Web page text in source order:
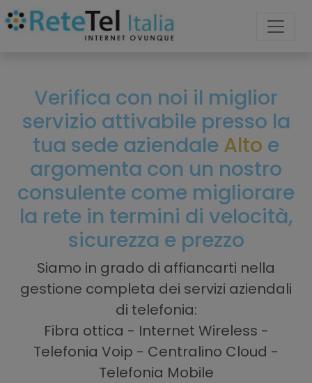
Verifica con noi il miglior
servizio attivabile presso la
tua sede aziendale Alto e
argomenta con un nostro
consulente come migliorare
la rete in termini di velocità,
sicurezza e prezzo
Siamo in grado di affiancarti nella
gestione completa dei servizi aziendali
di telefonia:
Fibra ottica - Internet Wireless -
Telefonia Voip - Centralino Cloud -
Telefonia Mobile